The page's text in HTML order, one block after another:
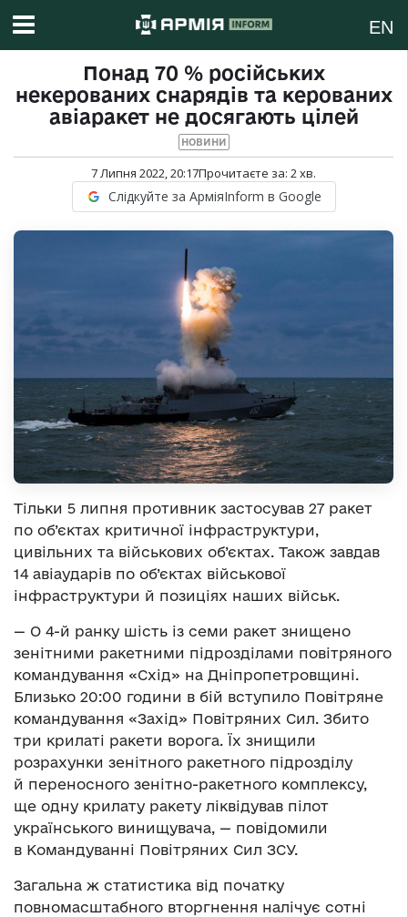
EN
Понад 70 % російських
некерованих снарядів та керованих
авіаракет не досягають цілей
НОВИНИ
7 Липня 2022, 20:17Прочитаєте за: 2хв.
Слідкуйте за АрміяInform в Google
Тільки 5 липня противник застосував 27 ракет
по об’єктах критичної інфраструктури,
цивільних та військових об’єктах. Також завдав
14 авіаударів по об’єктах військової
інфраструктури й позиціях наших військ.
— О 4-й ранку шість із семи ракет знищено
зенітними ракетними підрозділами повітряного
командування «Схід» на Дніпропетровщині.
Близько 20:00 години в бій вступило Повітряне
командування «Захід» Повітряних Сил. Збито
три крилаті ракети ворога. Їх знищили
розрахунки зенітного ракетного підрозділу
й переносного зенітно-ракетного комплексу,
ще одну крилату ракету ліквідував пілот
українського винищувача, — повідомили
в Командуванні Повітряних Сил ЗСУ.
Загальна ж статистика від початку
повномасштабного вторгнення налічує сотні